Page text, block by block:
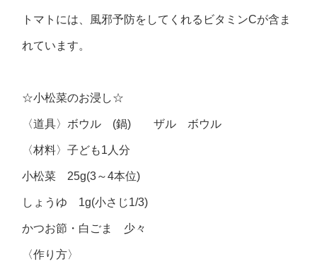
トマトには、風邪予防をしてくれるビタミンCが含ま
れています。
☆小松菜のお浸し☆
〈道具〉ボウル (鍋) ザル ボウル
〈材料〉子ども1人分
小松菜 25g(3～4本位)
しょうゆ 1g(小さじ1/3)
かつお節・白ごま 少々
〈作り方〉